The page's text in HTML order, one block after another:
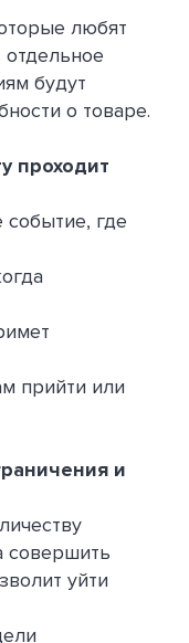
любят
будут
о товаре.
проходит
событие, где
прийти или
и
совершить
уйти